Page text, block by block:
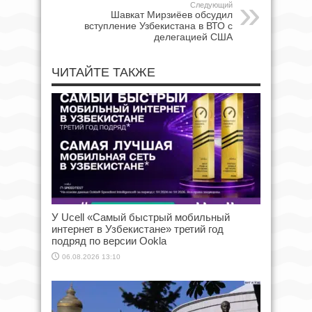
Следующий
Шавкат Мирзиёев обсудил
вступление Узбекистана в ВТО с
делегацией США
ЧИТАЙТЕ ТАКЖЕ
У Ucell «Самый быстрый мобильный
интернет в Узбекистане» третий год
подряд по версии Ookla
06.08.2026 13:10